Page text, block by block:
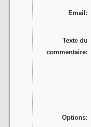
Email:
Texte du
commentaire:
Options: